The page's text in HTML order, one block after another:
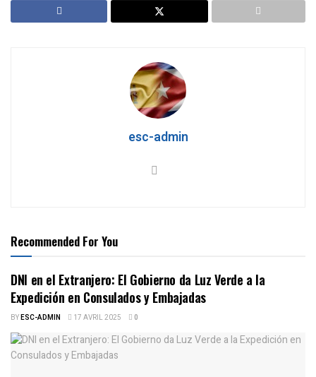
esc-admin
Recommended For You
DNI en el Extranjero: El Gobierno da Luz Verde a la
Expedición en Consulados y Embajadas
BYESC-ADMIN 17 AVRIL 2025 0